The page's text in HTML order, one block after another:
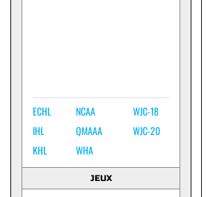
ECHL
IHL
KHL
NCAA
QMAAA
WHA
WJC-18
WJC-20
JEUX